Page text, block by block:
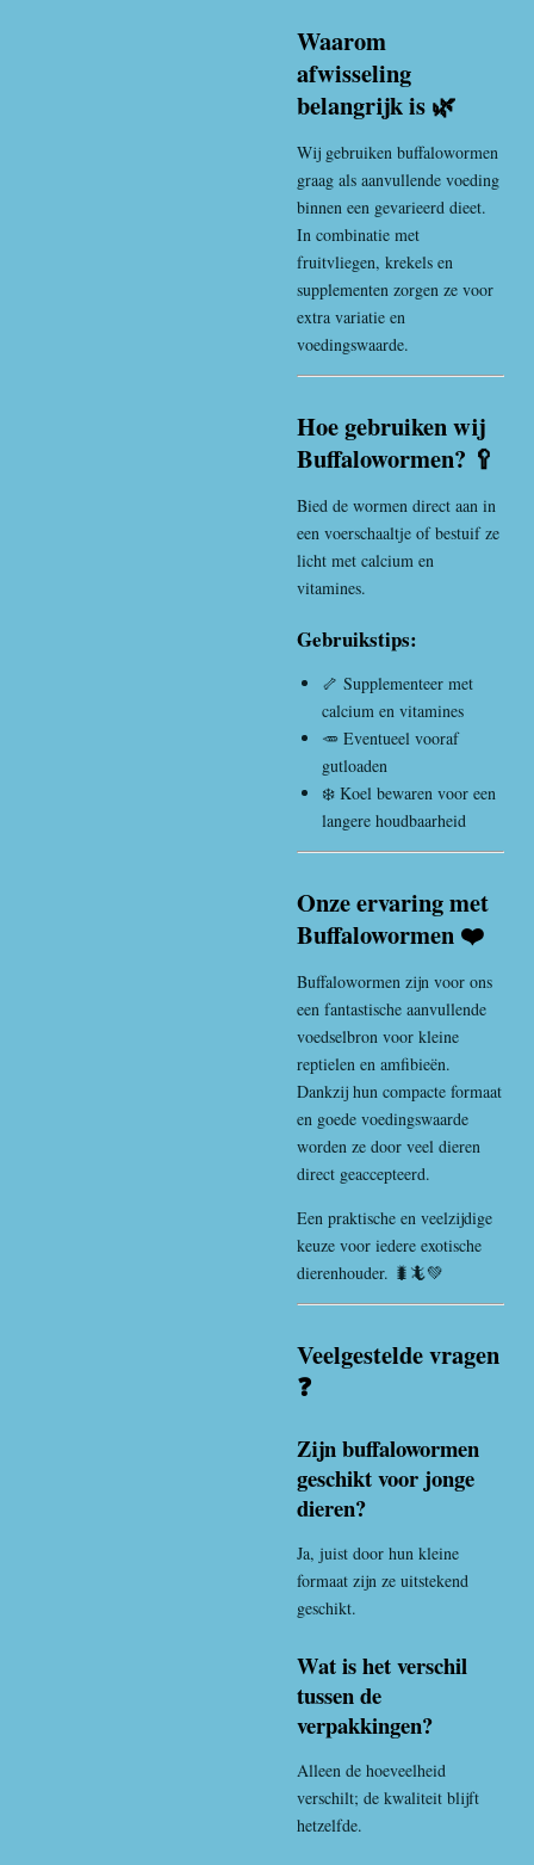
Waarom
afwisseling
belangrijk is 🌿
Wij gebruiken buffalowormen
graag als aanvullende voeding
binnen een gevarieerd dieet.
In combinatie met
fruitvliegen, krekels en
supplementen zorgen ze voor
extra variatie en
voedingswaarde.
Hoe gebruiken wij
Buffalowormen? 🥄
Bied de wormen direct aan in
een voerschaaltje of bestuif ze
licht met calcium en
vitamines.
Gebruikstips:
🦴 Supplementeer met
calcium en vitamines
🥕 Eventueel vooraf
gutloaden
❄️ Koel bewaren voor een
langere houdbaarheid
Onze ervaring met
Buffalowormen ❤️
Buffalowormen zijn voor ons
een fantastische aanvullende
voedselbron voor kleine
reptielen en amfibieën.
Dankzij hun compacte formaat
en goede voedingswaarde
worden ze door veel dieren
direct geaccepteerd.
Een praktische en veelzijdige
keuze voor iedere exotische
dierenhouder. 🐛🦎💚
Veelgestelde vragen
❓
Zijn buffalowormen
geschikt voor jonge
dieren?
Ja, juist door hun kleine
formaat zijn ze uitstekend
geschikt.
Wat is het verschil
tussen de
verpakkingen?
Alleen de hoeveelheid
verschilt; de kwaliteit blijft
hetzelfde.